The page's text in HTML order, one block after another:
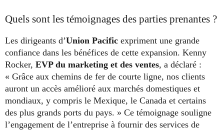
Quels sont les témoignages des parties prenantes ?
Les dirigeants d’Union Pacific expriment une grande
confiance dans les bénéfices de cette expansion. Kenny
Rocker, EVP du marketing et des ventes, a déclaré :
« Grâce aux chemins de fer de courte ligne, nos clients
auront un accès amélioré aux marchés domestiques et
mondiaux, y compris le Mexique, le Canada et certains
des plus grands ports du pays. » Ce témoignage souligne
l’engagement de l’entreprise à fournir des services de